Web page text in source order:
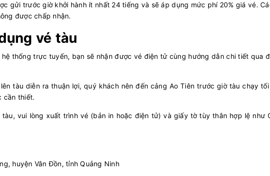
gửi trước giờ khởi hành ít nhất 24 tiếng và sẽ áp dụng mức phí 20% giá vé.
được chấp nhận.
vé tàu
thống trực tuyến, bạn sẽ nhận được vé điện tử cùng hướng dẫn chi tiết qua
tàu diễn ra thuận lợi, quý khách nên đến cảng Ao Tiên trước giờ tàu chạy tối
cần thiết.
tàu, vui lòng xuất trình vé (bản in hoặc điện tử) và giấy tờ tùy thân hợp lệ như
huyện Vân Đồn, tỉnh Quảng Ninh